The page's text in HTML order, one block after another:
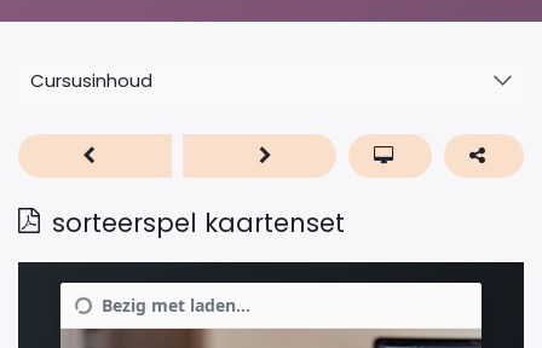
Cursusinhoud
sorteerspel kaartenset